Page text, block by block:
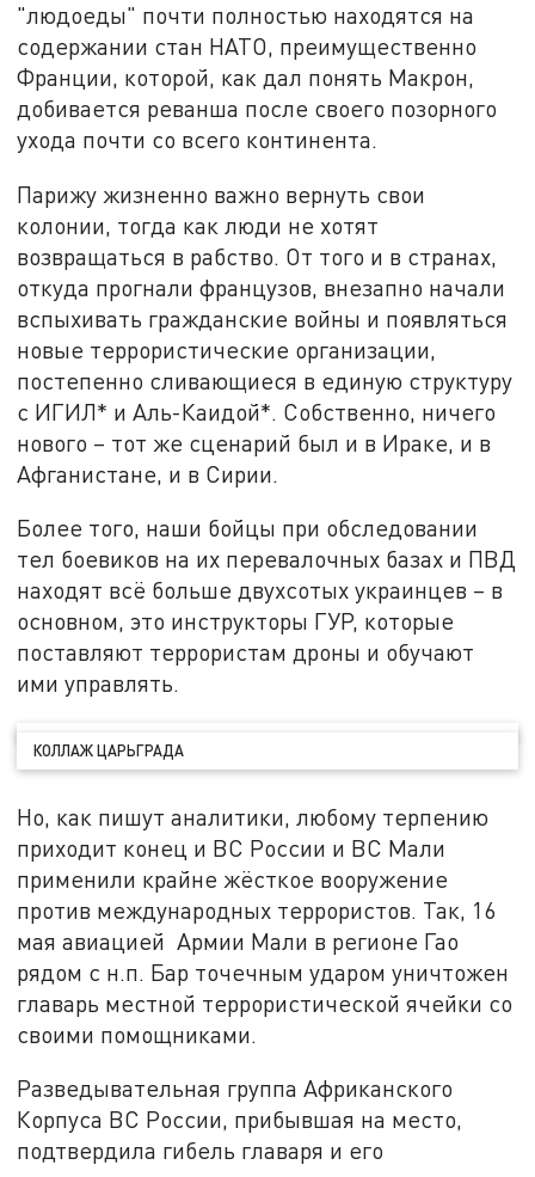
"людоеды" почти полностью находятся на
содержании стан НАТО, преимущественно
Франции, которой, как дал понять Макрон,
добивается реванша после своего позорного
ухода почти со всего континента.
Парижу жизненно важно вернуть свои
колонии, тогда как люди не хотят
возвращаться в рабство. От того и в странах,
откуда прогнали французов, внезапно начали
вспыхивать гражданские войны и появляться
новые террористические организации,
постепенно сливающиеся в единую структуру
с ИГИЛ* и Аль-Каидой*. Собственно, ничего
нового – тот же сценарий был и в Ираке, и в
Афганистане, и в Сирии.
Более того, наши бойцы при обследовании
тел боевиков на их перевалочных базах и ПВД
находят всё больше двухсотых украинцев – в
основном, это инструкторы ГУР, которые
поставляют террористам дроны и обучают
ими управлять.
КОЛЛАЖ ЦАРЬГРАДА
Но, как пишут аналитики, любому терпению
приходит конец и ВС России и ВС Мали
применили крайне жёсткое вооружение
против международных террористов. Так, 16
мая авиацией Армии Мали в регионе Гао
рядом с н.п. Бар точечным ударом уничтожен
главарь местной террористической ячейки со
своими помощниками.
Разведывательная группа Африканского
Корпуса ВС России, прибывшая на место,
подтвердила гибель главаря и его